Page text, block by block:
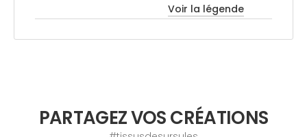
Voir la légende
PARTAGEZ VOS CRÉATIONS